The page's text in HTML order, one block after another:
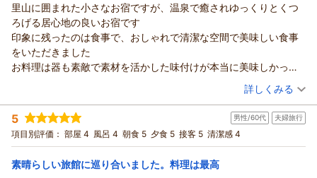
鹿教湯温泉 くつろぎの宿 黒岩旅館からの返信
なぐちゃん様
この度は、ご利用いただき、誠にありがとうございます。
再来確定！のタイトルに、思わず笑顔になりました。
とてもあたたかいお言葉をいただき本当に嬉しいです。
お料理も、ご夫婦でご満足いただけたようで、光栄です。
一品一品を大切に味わってくださったことが伝わり、ほっとし
た気持ちになりました。
「仲間入りしたい」と思っていただけたことも、心から嬉しく
思っております。
ぜひまた季節を変えて、のんびりいらしてください。
里山に囲まれた小さなお宿ですが、温泉で癒されゆっくりとくつ
ろげる居心地の良いお宿です
印象に残ったのは食事で、おしゃれで清潔な空間で美味しい食事
をいただきました
お料理は器も素敵で素材を活かした味付けが本当に美味しかった
丁寧に作っていただいたおもてなしを感じるお料理でした
またこの食事を食べに行きたい！と思いました
接客もふわぁっとした優しい感じがして、それもまた居心地の良
さの理由の一つです
と思えるほど良い温泉でした
（投稿日：2026/02/22）
宿泊時期： 2026年01月宿泊 (夫婦旅行)
投稿者： hanahanaさん
宿泊プラン： 【じゃらんスペシャルウィーク】 【くつろぎの基本プラン】
とろける信州牛と里山の恵みを堪能
和室 朝・夕
宿泊価格帯： 17,001～18,000円(大人一人あたり/税込)
詳しくみる
5 男性/60代 夫婦旅行
項目別評価： 部屋 4 風呂 4 朝食 5 夕食 5 接客 5 清潔感 4
素晴らしい旅館に巡り合いました。料理は最高